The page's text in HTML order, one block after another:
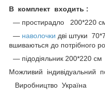
В комплект входить :
― простирадло 200*220
― наволочки дві штуки
вшиваються до потрібного
― підодіяльник 200*220 см
Можливий індивідуальний
Виробництво Україна